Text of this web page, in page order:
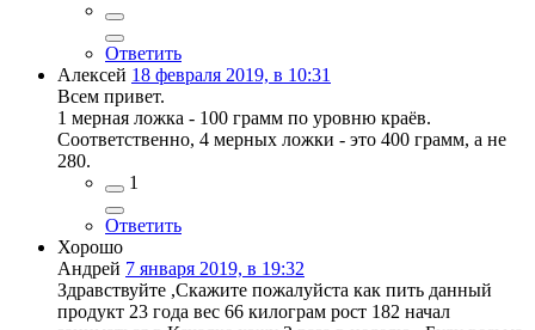
Ответить
Алексей 18 февраля 2019, в 10:31
Всем привет.
1 мерная ложка - 100 грамм по уровню краёв.
Соответственно, 4 мерных ложки - это 400 грамм, а не
280.
1
Ответить
Хорошо
Андрей 7 января 2019, в 19:32
Здравствуйте ,Скажите пожалуйста как пить данный
продукт 23 года вес 66 килограм рост 182 начал